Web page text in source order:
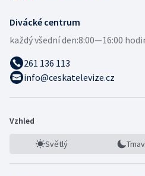
Divácké centrum
každý všední den:8:00—16:00
261 136 113
info@ceskatelevize.cz
Vzhled
Světlý